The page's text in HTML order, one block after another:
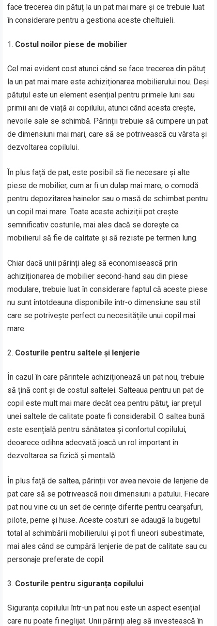
face trecerea din pătuț la un pat mai mare și ce trebuie luat
în considerare pentru a gestiona aceste cheltuieli.
Costul noilor piese de mobilier
Cel mai evident cost atunci când se face trecerea din pătuț
la un pat mai mare este achiziționarea mobilierului nou. Deși
pătuțul este un element esențial pentru primele luni sau
primii ani de viață ai copilului, atunci când acesta crește,
nevoile sale se schimbă. Părinții trebuie să cumpere un pat
de dimensiuni mai mari, care să se potrivească cu vârsta și
dezvoltarea copilului.
În plus față de pat, este posibil să fie necesare și alte
piese de mobilier, cum ar fi un dulap mai mare, o comodă
pentru depozitarea hainelor sau o masă de schimbat pentru
un copil mai mare. Toate aceste achiziții pot crește
semnificativ costurile, mai ales dacă se dorește ca
mobilierul să fie de calitate și să reziste pe termen lung.
Chiar dacă unii părinți aleg să economisească prin
achiziționarea de mobilier second-hand sau din piese
modulare, trebuie luat în considerare faptul că aceste piese
nu sunt întotdeauna disponibile într-o dimensiune sau stil
care se potrivește perfect cu necesitățile unui copil mai
mare.
Costurile pentru saltele și lenjerie
În cazul în care părintele achiziționează un pat nou, trebuie
să țină cont și de costul saltelei. Salteaua pentru un pat de
copil este mult mai mare decât cea pentru pătuț, iar prețul
unei saltele de calitate poate fi considerabil. O saltea bună
este esențială pentru sănătatea și confortul copilului,
deoarece odihna adecvată joacă un rol important în
dezvoltarea sa fizică și mentală.
În plus față de saltea, părinții vor avea nevoie de lenjerie de
pat care să se potrivească noii dimensiuni a patului. Fiecare
pat nou vine cu un set de cerințe diferite pentru cearșafuri,
pilote, perne și huse. Aceste costuri se adaugă la bugetul
total al schimbării mobilierului și pot fi uneori subestimate,
mai ales când se cumpără lenjerie de pat de calitate sau cu
personaje preferate de copil.
Costurile pentru siguranța copilului
Siguranța copilului într-un pat nou este un aspect esențial
care nu poate fi neglijat. Unii părinți aleg să investească în